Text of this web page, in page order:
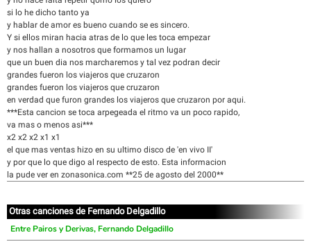
si lo he dicho tanto ya
y hablar de amor es bueno cuando se es sincero.
Y si ellos miran hacia atras de lo que les toca empezar
y nos hallan a nosotros que formamos un lugar
que un buen dia nos marcharemos y tal vez podran decir
grandes fueron los viajeros que cruzaron
grandes fueron los viajeros que cruzaron
en verdad que furon grandes los viajeros que cruzaron por aqui.
***Esta cancion se toca arpegeada el ritmo va un poco rapido,
va mas o menos asi***
x2 x2 x2 x1 x1
el que mas ventas hizo en su ultimo disco de 'en vivo II'
y por que lo que digo al respecto de esto. Esta informacion
la pude ver en zonasonica.com **25 de agosto del 2000**
Otras canciones de Fernando Delgadillo
Entre Pairos y Derivas, Fernando Delgadillo